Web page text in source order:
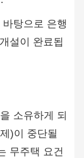
탕으로 은행
설이 완료됩
소유하게 되
)이 중단될
무주택 요건